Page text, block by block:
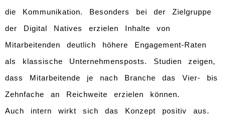
die Kommunikation. Besonders bei der Zielgruppe
der Digital Natives erzielen Inhalte von
Mitarbeitenden deutlich höhere Engagement-Raten
als klassische Unternehmensposts. Studien zeigen,
dass Mitarbeitende je nach Branche das Vier- bis
Zehnfache an Reichweite erzielen können.
Auch intern wirkt sich das Konzept positiv aus.